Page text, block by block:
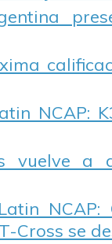
NCAP:
vuelve a
NCAP:
Cross se